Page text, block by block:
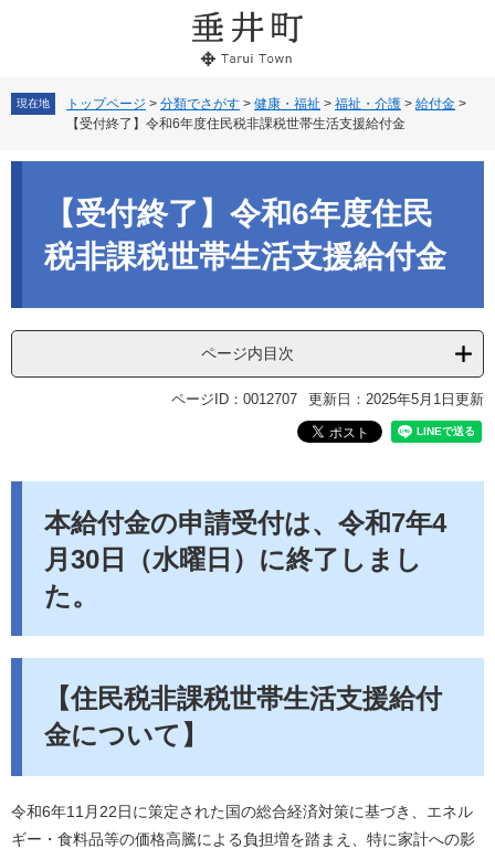
現在地 トップページ > 分類でさがす > 健康・福祉 > 福祉・介護 > 給付金 >
【受付終了】令和6年度住民税非課税世帯生活支援給付金
【受付終了】令和6年度住民
税非課税世帯生活支援給付金
ページ内目次
ページID：0012707 更新日：2025年5月1日更新
本給付金の申請受付は、令和7年4
月30日（水曜日）に終了しまし
た。
【住民税非課税世帯生活支援給付
金について】
令和6年11月22日に策定された国の総合経済対策に基づき、エネル
ギー・食料品等の価格高騰による負担増を踏まえ、特に家計への影